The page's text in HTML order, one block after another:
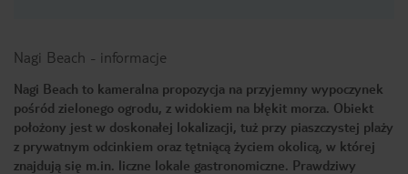
Nagi Beach - informacje
Nagi Beach to kameralna propozycja na przyjemny wypoczynek
pośród zielonego ogrodu, z widokiem na błękit morza. Obiekt
położony jest w doskonałej lokalizacji, tuż przy piaszczystej plaży
z prywatnym odcinkiem oraz tętniącą życiem okolicą, w której
znajdują się m.in. liczne lokale gastronomiczne. Prawdziwy